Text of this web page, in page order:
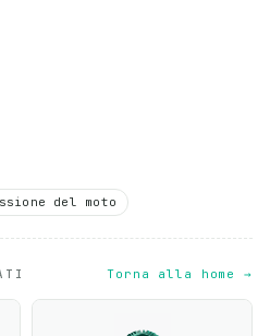
del moto
Torna alla home →